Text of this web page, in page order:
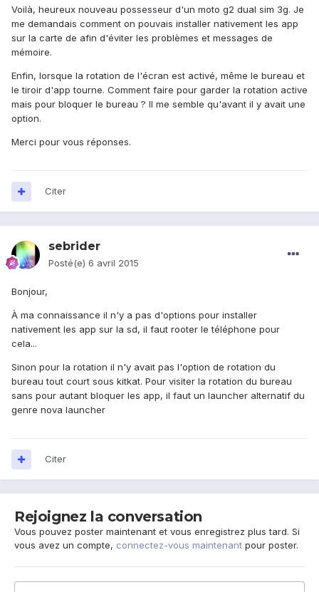
Voilà, heureux nouveau possesseur d'un moto g2 dual sim 3g. Je
me demandais comment on pouvais installer nativement les app
sur la carte de afin d'éviter les problèmes et messages de
mémoire.
Enfin, lorsque la rotation de l'écran est activé, même le bureau et
le tiroir d'app tourne. Comment faire pour garder la rotation active
mais pour bloquer le bureau ? Il me semble qu'avant il y avait une
option.
Merci pour vous réponses.
Citer
sebrider
Posté(e) 6 avril 2015
Bonjour,
À ma connaissance il n'y a pas d'options pour installer
nativement les app sur la sd, il faut rooter le téléphone pour
cela...
Sinon pour la rotation il n'y avait pas l'option de rotation du
bureau tout court sous kitkat. Pour visiter la rotation du bureau
sans pour autant bloquer les app, il faut un launcher alternatif du
genre nova launcher
Citer
Rejoignez la conversation
Vous pouvez poster maintenant et vous enregistrez plus tard. Si
vous avez un compte, connectez-vous maintenant pour poster.